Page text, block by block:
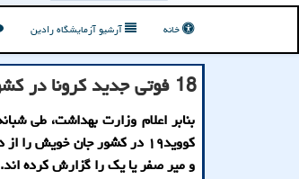
خانه آرشیو آزمایشگاه رادین
18 فوتی جدید کرونا در کشور
و میر صفر یا یک را گزارش کرده اند.